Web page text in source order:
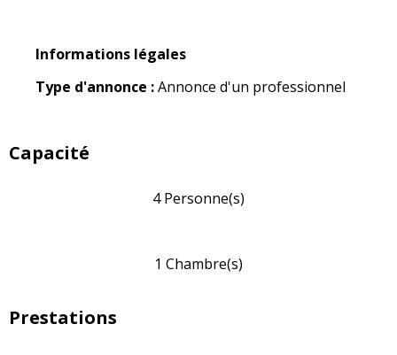
Informations légales
Informations légales
Type d'annonce :Annonce d'un professionnel
Capacité
4 Personne(s)
1 Chambre(s)
Prestations